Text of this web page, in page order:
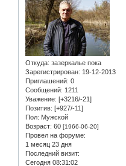
Откуда: зазеркалье пока
Зарегистрирован: 19-12-2013
Приглашений: 0
Сообщений: 1211
Уважение: [+3216/-21]
Позитив: [+927/-11]
Пол: Мужской
Возраст: 60 [1966-06-20]
Провел на форуме:
1 месяц 23 дня
Последний визит:
Сегодня 08:31:02